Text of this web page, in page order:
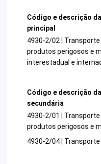
Código e descrição
principal
4930-2/02 |
produtos perigosos e
interestadual e
Código e descrição
secundária
4930-2/01 |
produtos perigosos e
4930-2/04 |